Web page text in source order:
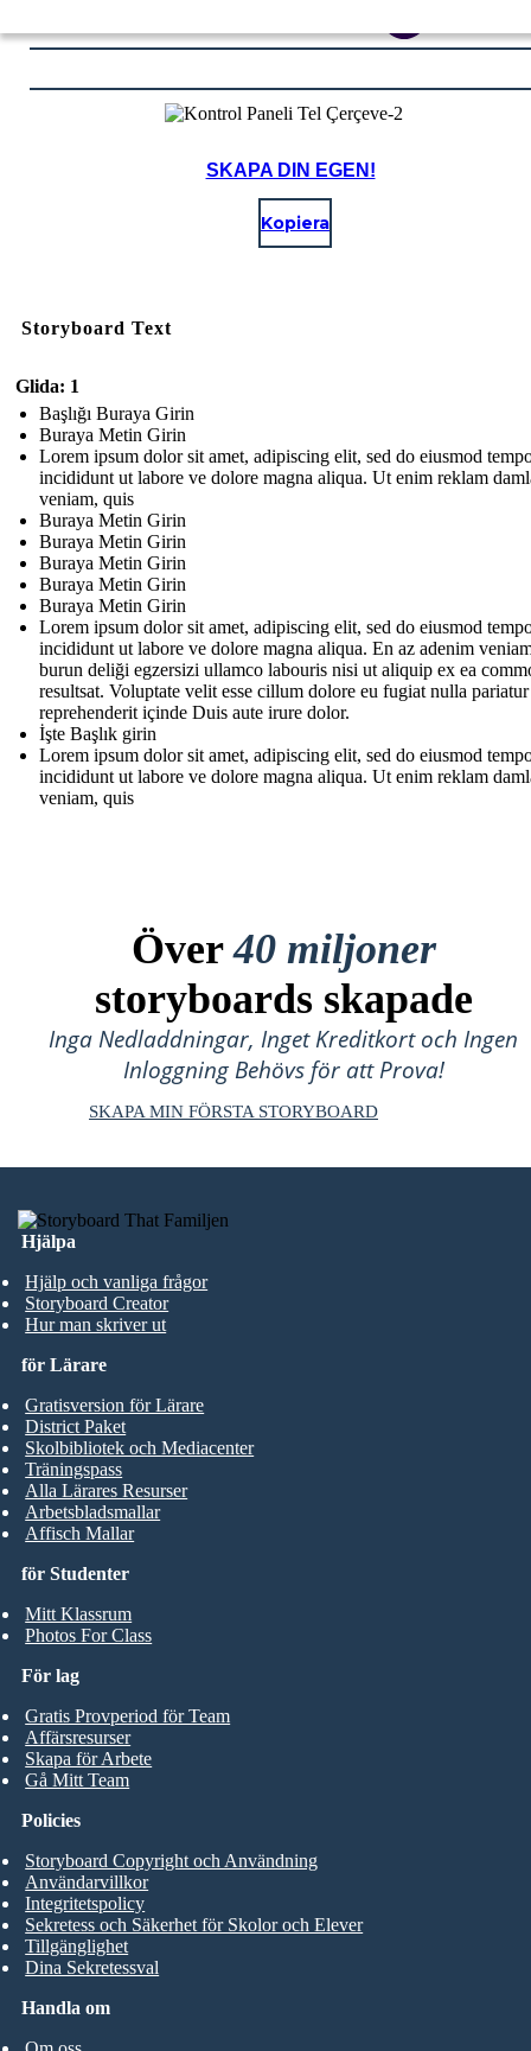
SKAPA DIN EGEN!
Kopiera
Storyboard Text
Glida: 1
Başlığı Buraya Girin
Buraya Metin Girin
Lorem ipsum dolor sit amet, adipiscing elit, sed do eiusmod
incididunt ut labore ve dolore magna aliqua. Ut enim reklam
veniam, quis
Buraya Metin Girin
Buraya Metin Girin
Buraya Metin Girin
Buraya Metin Girin
Buraya Metin Girin
Lorem ipsum dolor sit amet, adipiscing elit, sed do eiusmod
incididunt ut labore ve dolore magna aliqua. En az adenim
burun deliği egzersizi ullamco labouris nisi ut aliquip ex ea
resultsat. Voluptate velit esse cillum dolore eu fugiat nulla
reprehenderit içinde Duis aute irure dolor.
İşte Başlık girin
Lorem ipsum dolor sit amet, adipiscing elit, sed do eiusmod
incididunt ut labore ve dolore magna aliqua. Ut enim reklam
veniam, quis
Över40 miljoner
storyboards skapade
Inga Nedladdningar, Inget Kreditkort och Ingen
Inloggning Behövs för att Prova!
SKAPA MIN FÖRSTA STORYBOARD
Hjälpa
Hjälp och vanliga frågor
Storyboard Creator
Hur man skriver ut
för Studenter
Mitt Klassrum
Photos For Class
för Lärare
Gratisversion för Lärare
District Paket
Skolbibliotek och Mediacenter
Träningspass
Alla Lärares Resurser
Arbetsbladsmallar
Affisch Mallar
För lag
Gratis Provperiod för Team
Affärsresurser
Skapa för Arbete
Gå Mitt Team
Handla om
Policies
Storyboard Copyright och Användning
Användarvillkor
Integritetspolicy
Sekretess och Säkerhet för Skolor och Elever
Tillgänglighet
Dina Sekretessval